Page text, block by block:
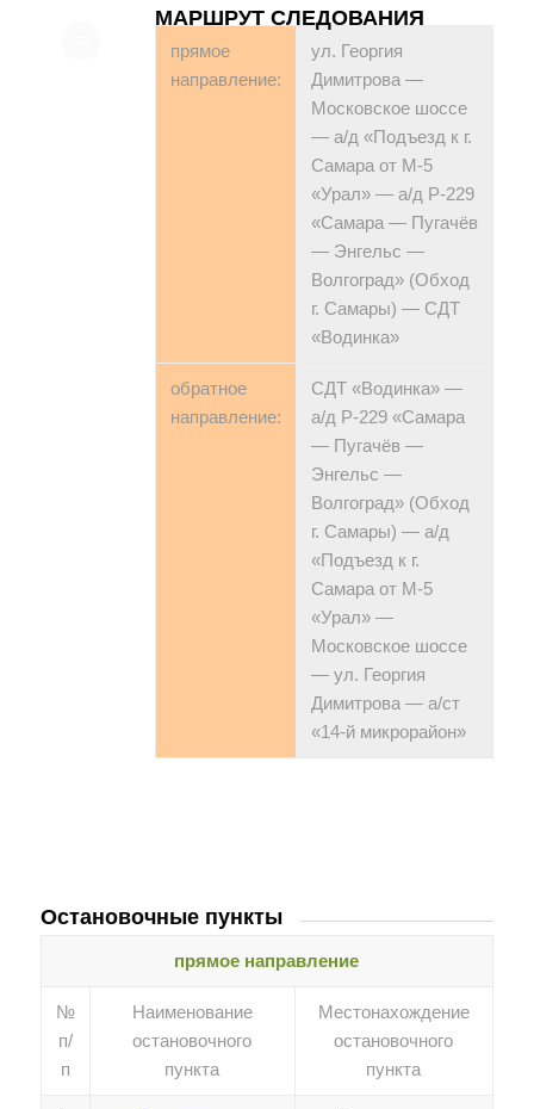
МАРШРУТ СЛЕДОВАНИЯ
прямое
направление:
ул. Георгия
Димитрова —
Московское шоссе
— а/д «Подъезд к г.
Самара от М-5
«Урал» — а/д Р-229
«Самара — Пугачёв
— Энгельс —
Волгоград» (Обход
г. Самары) — СДТ
«Водинка»
обратное
направление:
СДТ «Водинка» —
а/д Р-229 «Самара
— Пугачёв —
Энгельс —
Волгоград» (Обход
г. Самары) — а/д
«Подъезд к г.
Самара от М-5
«Урал» —
Московское шоссе
— ул. Георгия
Димитрова — а/ст
«14-й микрорайон»
Остановочные пункты
прямое направление
№
п/
п
Наименование
остановочного
пункта
Местонахождение
остановочного
пункта